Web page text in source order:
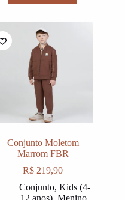
variants.
The
options
may
be
chosen
on
the
product
page
Conjunto Moletom
Marrom FBR
R$ 219,90
Conjunto,Kids (4-
12 anos),Menino,